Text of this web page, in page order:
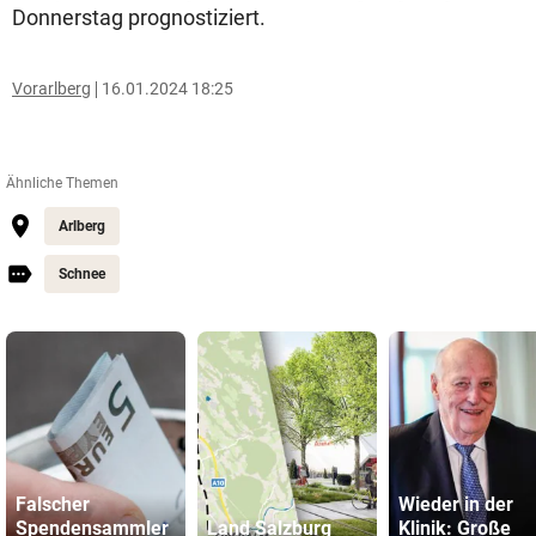
Donnerstag prognostiziert.
Vorarlberg 16.01.2024 18:25
Ähnliche Themen
Arlberg
Schnee
Falscher
Spendensammler
Land Salzburg
Wieder in der
Klinik: Große